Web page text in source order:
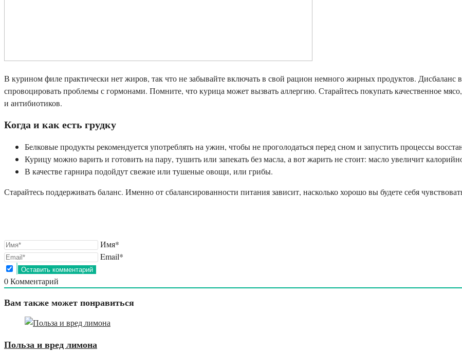
В курином филе практически нет жиров, так что не забывайте включать в свой рацион немного жирных продуктов.
спровоцировать проблемы с гормонами. Помните, что курица может вызвать аллергию. Старайтесь покупать качественное
и антибиотиков.
Когда и как есть грудку
Белковые продукты рекомендуется употреблять на ужин, чтобы не проголодаться перед сном и запустить процессы
Курицу можно варить и готовить на пару, тушить или запекать без масла, а вот жарить не стоит: масло увеличит
В качестве гарнира подойдут свежие или тушеные овощи, или грибы.
Старайтесь поддерживать баланс. Именно от сбалансированности питания зависит, насколько хорошо вы будете себя
Имя*
Email*
0Комментарий
Вам также может понравиться
Польза и вред лимона